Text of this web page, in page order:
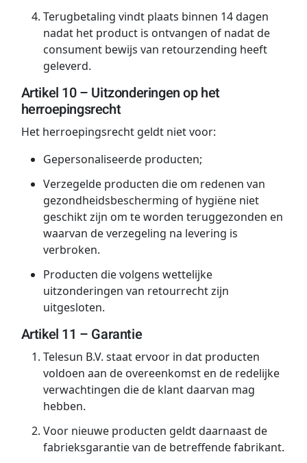
Terugbetaling vindt plaats binnen 14 dagen
nadat het product is ontvangen of nadat de
consument bewijs van retourzending heeft
geleverd.
Artikel 10 – Uitzonderingen op het
herroepingsrecht
Het herroepingsrecht geldt niet voor:
Gepersonaliseerde producten;
Verzegelde producten die om redenen van
gezondheidsbescherming of hygiëne niet
geschikt zijn om te worden teruggezonden en
waarvan de verzegeling na levering is
verbroken.
Producten die volgens wettelijke
uitzonderingen van retourrecht zijn
uitgesloten.
Artikel 11 – Garantie
Telesun B.V. staat ervoor in dat producten
voldoen aan de overeenkomst en de redelijke
verwachtingen die de klant daarvan mag
hebben.
Voor nieuwe producten geldt daarnaast de
fabrieksgarantie van de betreffende fabrikant.